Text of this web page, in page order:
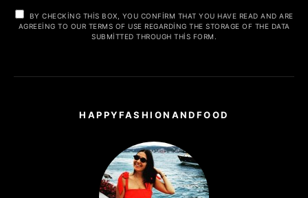
BY CHECKING THIS BOX, YOU CONFIRM THAT YOU HAVE READ AND ARE
AGREEING TO OUR TERMS OF USE REGARDING THE STORAGE OF THE DATA
SUBMITTED THROUGH THIS FORM.
HAPPYFASHIONANDFOOD